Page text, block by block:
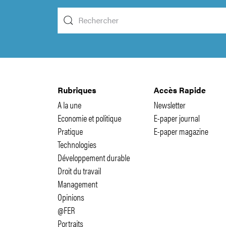
Rubriques
A la une
Economie et politique
Pratique
Technologies
Développement durable
Droit du travail
Management
Opinions
@FER
Portraits
Accès Rapide
Newsletter
E-paper journal
E-paper magazine